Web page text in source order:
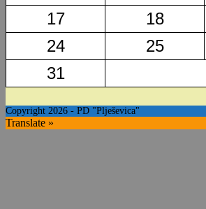
17
18
24
25
31
Copyright 2026 - PD "Plješevica"
Translate »